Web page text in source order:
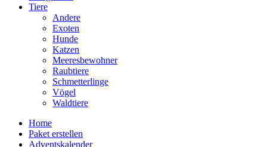
Tiere
Andere
Exoten
Hunde
Katzen
Meeresbewohner
Raubtiere
Schmetterlinge
Vögel
Waldtiere
Home
Paket erstellen
Adventskalender